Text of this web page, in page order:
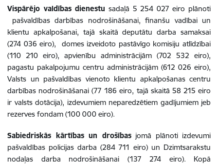
Vispārējo valdības dienestu sadaļā 5 254 027 eiro plānoti
pašvaldības darbības nodrošināšanai, finanšu vadībai un
klientu apkalpošanai, tajā skaitā deputātu darba samaksai
(274 036 eiro), domes izveidoto pastāvīgo komisiju atlīdzībai
(110 210 eiro), apvienību administrācijām (702 532 eiro),
pagastu pakalpojumu centru administrācijām (612 026 eiro),
Valsts un pašvaldības vienoto klientu apkalpošanas centru
darbības nodrošināšanai (77 186 eiro, tajā skaitā 58 215 eiro
ir valsts dotācija), izdevumiem neparedzētiem gadījumiem jeb
rezerves fondam (100 000 eiro).
Sabiedriskās kārtības un drošībasjomā plānoti izdevumi
pašvaldības policijas darba (284 711 eiro) un Dzimtsarakstu
nodaļas darba nodrošināšanai (137 274 eiro). Kopā